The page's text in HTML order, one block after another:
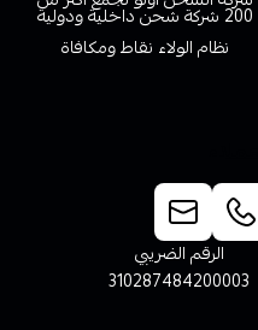
200 شركة شحن داخلية ودولية
نظام الولاء نقاط ومكافاة
الرقم الضريبي
310287484200003